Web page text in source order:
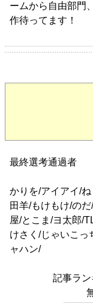
ームから自由部門
作待ってます！
最終選考通過者
かりを/アイアイ/
田羊/もけもけ/の
屋/とこま/ヨ太郎/
けさく/じゃいこっ
ャハン/
記事ラン